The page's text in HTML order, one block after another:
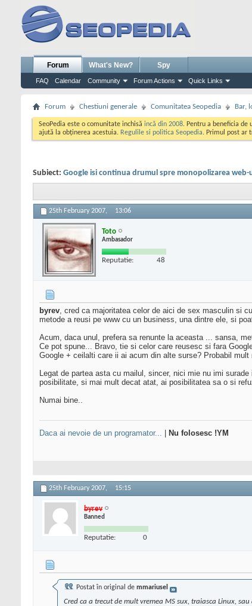
Forum
FAQ Calendar Community Forum Actions Quick Links
What's New? Spy
Forum Chestiuni generale Comunitatea Seopedia Bar,
SeoPedia este o comunitate inchisă incă din 2008. Pentru a beneficia
ajută la obținerea acestuia. Regulile si politica Seopedia. Primul post ar
Subiect: Google isi continua drumul spre monopolizarea web-
25th February 2007, 13:06
Toto
Ambasador
Reputatie: 48
byrev, cred ca majoritatea celor de aici de sex masculin si
metode a reusi pe www cu un business, una dintre ele, si
Acum, daca unul, prefera sa renunte la aceasta ... sansa,
Ce pot spune... Bravo, tie si celor care reusesc si fara
Google + ceilalti care ii ai acum din alte surse? Probabil mult
Legat de partea asta cu mailul, sincer, nici mie nu imi
posibilitate, si mai mult decat atat, ai posibilitatea sa o si
Numai bine..
Daca ai nevoie de un programator... Nu folosesc !YM
25th February 2007, 15:15
byrev
Banned
Reputatie: 0
Postat în original de mmariusel
Cred ca a trecut de mult vremea MS sux, traiasca Linux,